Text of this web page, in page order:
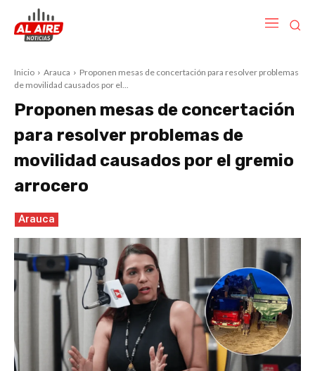
Inicio Arauca
Proponen mesas de concertación para resolver problemas
de movilidad causados por el...
Proponen mesas de concertación
para resolver problemas de
movilidad causados por el gremio
arrocero
Arauca